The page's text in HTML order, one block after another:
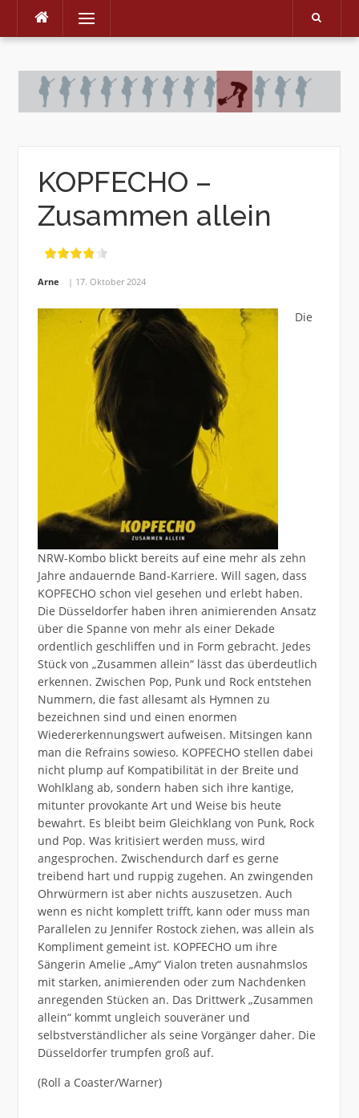
Skip
Menu
KOPFECHO –
Zusammen allein
Arne 17. Oktober 2024
Die
NRW-Kombo blickt bereits auf eine mehr als zehn
Jahre andauernde Band-Karriere. Will sagen, dass
KOPFECHO schon viel gesehen und erlebt haben.
Die Düsseldorfer haben ihren animierenden Ansatz
über die Spanne von mehr als einer Dekade
ordentlich geschliffen und in Form gebracht. Jedes
Stück von „Zusammen allein“ lässt das überdeutlich
erkennen. Zwischen Pop, Punk und Rock entstehen
Nummern, die fast allesamt als Hymnen zu
bezeichnen sind und einen enormen
Wiedererkennungswert aufweisen. Mitsingen kann
man die Refrains sowieso. KOPFECHO stellen dabei
nicht plump auf Kompatibilität in der Breite und
Wohlklang ab, sondern haben sich ihre kantige,
mitunter provokante Art und Weise bis heute
bewahrt. Es bleibt beim Gleichklang von Punk, Rock
und Pop. Was kritisiert werden muss, wird
angesprochen. Zwischendurch darf es gerne
treibend hart und ruppig zugehen. An zwingenden
Ohrwürmern ist aber nichts auszusetzen. Auch
wenn es nicht komplett trifft, kann oder muss man
Parallelen zu Jennifer Rostock ziehen, was allein als
Kompliment gemeint ist. KOPFECHO um ihre
Sängerin Amelie „Amy“ Vialon treten ausnahmslos
mit starken, animierenden oder zum Nachdenken
anregenden Stücken an. Das Drittwerk „Zusammen
allein“ kommt ungleich souveräner und
selbstverständlicher als seine Vorgänger daher. Die
Düsseldorfer trumpfen groß auf.
(Roll a Coaster/Warner)